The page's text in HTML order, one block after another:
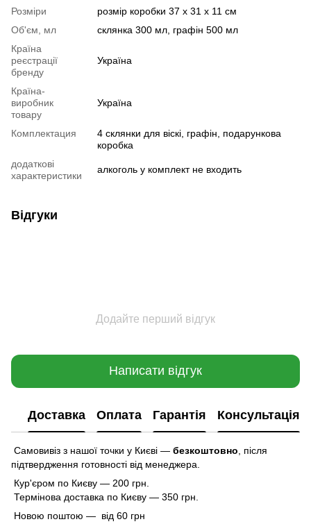
Розміри
розмір коробки 37 x 31 x 11 см
Об'єм, мл
склянка 300 мл, графін 500 мл
Країна
реєстрації
бренду
Україна
Країна-
виробник
товару
Україна
Комплектация
4 склянки для віскі, графін, подарункова
коробка
додаткові
характеристики
алкоголь у комплект не входить
Відгуки
Додайте перший відгук
Написати відгук
Доставка Оплата Гарантія Консультація
Самовивіз з нашої точки у Києві — безкоштовно
після
підтвердження готовності від менеджера.
Кур'єром по Києву — 200 грн.
Термінова доставка по Києву — 350 грн.
Новою поштою — від 60 грн